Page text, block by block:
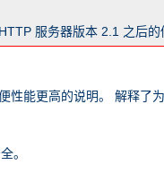
服务器版本 2.1 之后
性能更高的说明。 解释了
。